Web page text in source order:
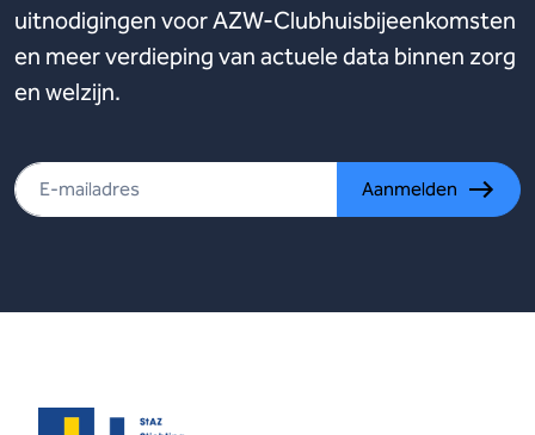
uitnodigingen voor AZW-Clubhuisbijeenkomsten
en meer verdieping van actuele data binnen zorg
en welzijn.
Aanmelden